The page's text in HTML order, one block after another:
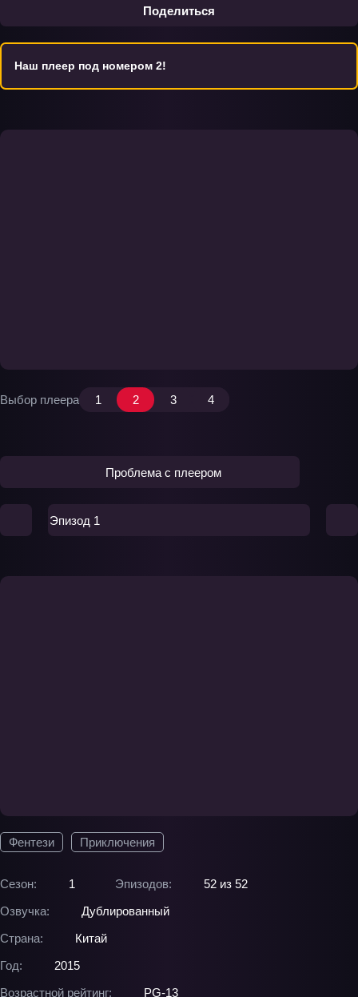
Поделиться
Фентези Приключения
Сезон: 1 Эпизодов:
52 из 52
Озвучка:
Дублированный
Страна:
Китай
Год:
2015
Возрастной рейтинг:
PG-13
Наш плеер под номером 2!
Выбор плеера 1 2 3 4
Проблема с плеером
Эпизод 1